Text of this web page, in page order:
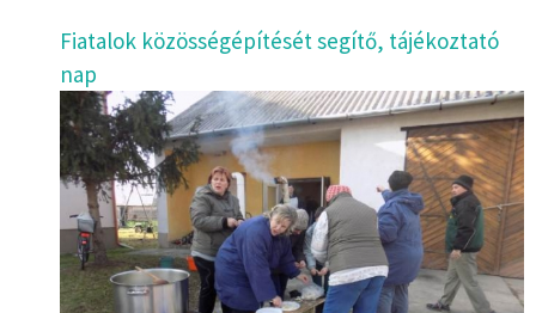
Fiatalok közösségépítését segítő, tájékoztató
nap